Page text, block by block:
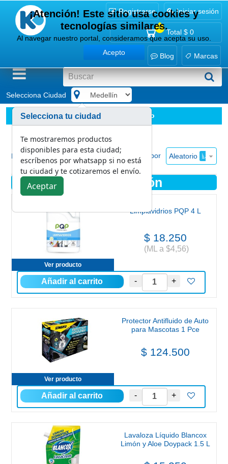
Registrarse Iniciar sesión
0
Total $ 0
Blog Marcas
Selecciona Ciudad
Limpieza y desinfección Ver todo
Mostrar Ordenar por Aleatorio
Limpieza y desinfección
Ver producto
Limpiavidrios PQP 4 L
$ 18.250
(ML a $4,56)
Ver producto
Protector Antifluido de Auto
para Mascotas 1 Pce
$ 124.500
Lavaloza Líquido Blancox
Limón y Aloe Doypack 1.5 L
¡Atención! Este sitio usa cookies y
tecnologías similares.
Al navegar nuestro portal, consideramos que acepta su uso.
Acepto
Selecciona tu ciudad
Te mostraremos productos
disponibles para esta ciudad;
escríbenos por whatsapp si no está
tu ciudad y te cotizaremos el envío.
Aceptar